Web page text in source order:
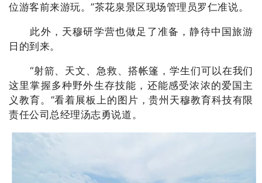
位游客前来游玩。”茶花泉景区现场管理员罗仁准说。
此外，天穆研学营也做足了准备，静待中国旅游
日的到来。
“射箭、天文、急救、搭帐篷，学生们可以在我们
这里掌握多种野外生存技能，还能感受浓浓的爱国主
义教育。”看着展板上的图片，贵州天穆教育科技有限
责任公司总经理汤志勇说道。